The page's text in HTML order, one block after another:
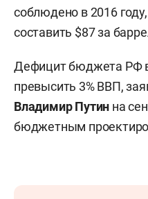
соблюдено в 2016
составить $87 за
Дефицит бюджета РФ
превысить 3% ВВП,
Владимир Путин на
бюджетным